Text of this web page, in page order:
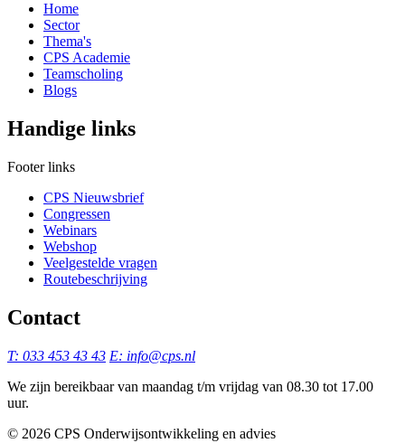
Home
Sector
Thema's
CPS Academie
Teamscholing
Blogs
Handige links
Footer links
CPS Nieuwsbrief
Congressen
Webinars
Webshop
Veelgestelde vragen
Routebeschrijving
Contact
T: 033 453 43 43 E: info@cps.nl
We zijn bereikbaar van maandag t/m vrijdag van 08.30 tot 17.00
uur.
©️ 2026 CPS Onderwijsontwikkeling en advies